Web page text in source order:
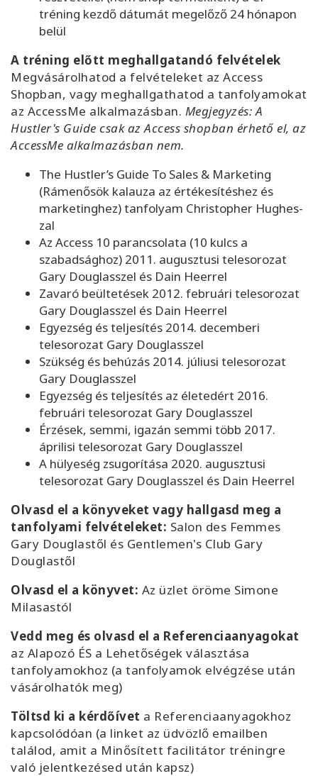
tréning kezdő dátumát megelőző 24 hónapon
belül
A tréning előtt meghallgatandó felvételek
Megvásárolhatod a felvételeket az Access
Shopban, vagy meghallgathatod a tanfolyamokat
az AccessMe alkalmazásban. Megjegyzés: A
Hustler's Guide csak az Access shopban érhető el, az
AccessMe alkalmazásban nem.
The Hustler’s Guide To Sales & Marketing
(Rámenősök kalauza az értékesítéshez és
marketinghez) tanfolyam Christopher Hughes-
zal
Az Access 10 parancsolata (10 kulcs a
szabadsághoz) 2011. augusztusi telesorozat
Gary Douglasszel és Dain Heerrel
Zavaró beültetések 2012. februári telesorozat
Gary Douglasszel és Dain Heerrel
Egyezség és teljesítés 2014. decemberi
telesorozat Gary Douglasszel
Szükség és behúzás 2014. júliusi telesorozat
Gary Douglasszel
Egyezség és teljesítés az életedért 2016.
februári telesorozat Gary Douglasszel
Érzések, semmi, igazán semmi több 2017.
áprilisi telesorozat Gary Douglasszel
A hülyeség zsugorítása 2020. augusztusi
telesorozat Gary Douglasszel és Dain Heerrel
Olvasd el a könyveket vagy hallgasd meg a
tanfolyami felvételeket: Salon des Femmes
Gary Douglastől és Gentlemen's Club Gary
Douglastől
Olvasd el a könyvet: Az üzlet öröme Simone
Milasastól
Vedd meg és olvasd el a Referenciaanyagokat
az Alapozó ÉS a Lehetőségek választása
tanfolyamokhoz (a tanfolyamok elvégzése után
vásárolhatók meg)
Töltsd ki a kérdőívet a Referenciaanyagokhoz
kapcsolódóan (a linket az üdvözlő emailben
találod, amit a Minősített facilitátor tréningre
való jelentkezésed után kapsz)